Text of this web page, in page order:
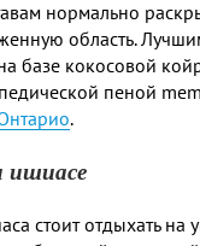
нормально
область.
базе кокосовой
пеной
.
ишиасе
стоит отдыхать на